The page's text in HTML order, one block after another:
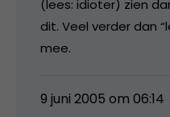
(lees: idioter) zien
dit. Veel verder dan
mee.
9 juni 2005 om 06:14